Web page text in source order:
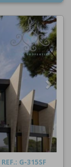
Next
G-315SF